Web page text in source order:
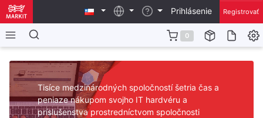
Prihlásenie Registrovať
0
Tisíce medzinárodných spoločností šetria čas a
peniaze nákupom svojho IT hardvéru a
príslušenstva prostredníctvom spoločnosti